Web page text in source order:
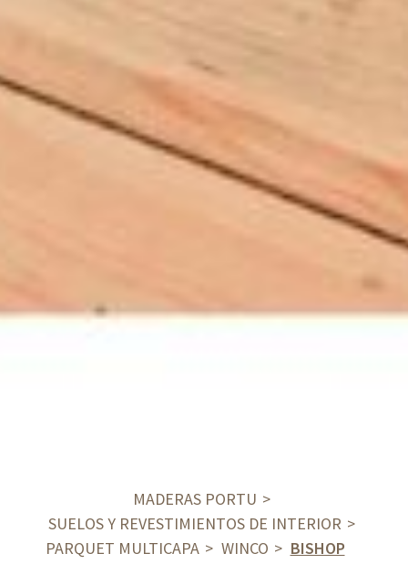
MADERAS PORTU
SUELOS Y REVESTIMIENTOS DE INTERIOR
PARQUET MULTICAPA
WINCO BISHOP